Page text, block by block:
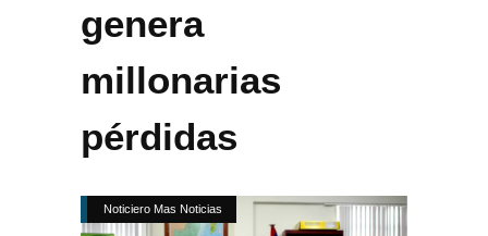
genera
millonarias
pérdidas
Noticiero Mas Noticias